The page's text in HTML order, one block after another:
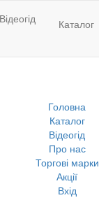
Відеогід Каталог
Головна
Каталог
Відеогід
Про нас
Торгові марки
Акції
Вхід